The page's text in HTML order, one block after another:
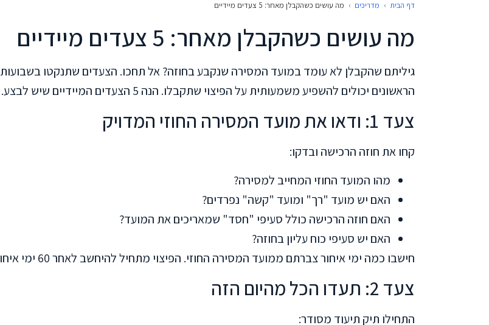
דף הבית › מדריכים › מה עושים כשהקבלן מאחר: 5 צעדים מיידיים
מה עושים כשהקבלן מאחר: 5 צעדים מיידיים
גיליתם שהקבלן לא עומד במועד המסירה שנקבע בחוזה? אל תחכו. הצעדים שתנקטו בשבועות
הראשונים יכולים להשפיע משמעותית על הפיצוי שתקבלו. הנה 5 הצעדים המיידיים שיש לבצע.
צעד 1: ודאו את מועד המסירה החוזי המדויק
קחו את חוזה הרכישה ובדקו:
מהו המועד החוזי המחייב למסירה?
האם יש מועד "רך" ומועד "קשה" נפרדים?
האם חוזה הרכישה כולל סעיפי "חסד" שמאריכים את המועד?
האם יש סעיפי כוח עליון בחוזה?
חישבו כמה ימי איחור צברתם ממועד המסירה החוזי. הפיצוי מתחיל להיחשב לאחר 60 ימי איחור.
צעד 2: תעדו הכל מהיום הזה
התחילו תיק תיעוד מסודר: